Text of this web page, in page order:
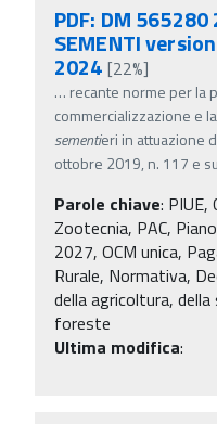
PDF: DM
SEMENTI
2024 [22%]
… recante norme per la
commercializzazione e
sementieri in attuazione
ottobre 2019, n. 117 e
Parole chiave: PIUE,
Zootecnia, PAC,
2027, OCM unica,
Rurale, Normativa,
della agricoltura,
foreste
Ultima modifica: